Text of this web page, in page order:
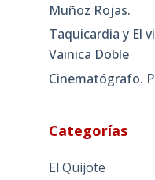
Muñoz Rojas.
Taquicardia y El
Vainica Doble
Cinematógrafo.
Categorías
El Quijote